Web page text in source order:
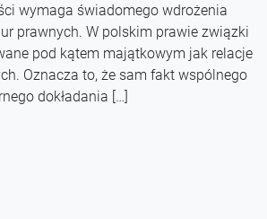
wymaga świadomego wdrożenia
prawnych. W polskim prawie związki
pod kątem majątkowym jak relacje
Oznacza to, że sam fakt wspólnego
dokładania […]